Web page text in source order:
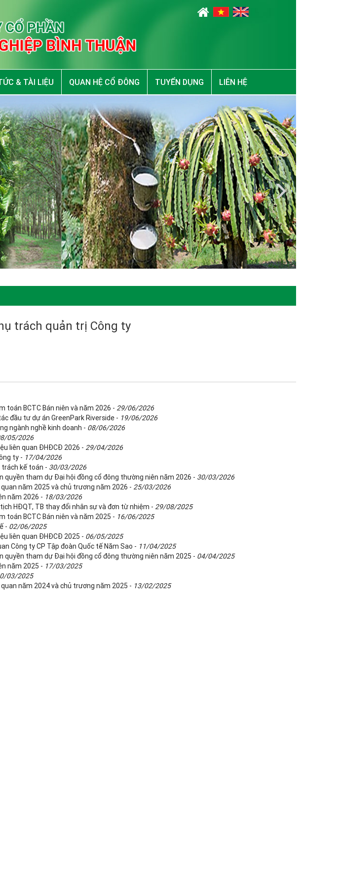
& TÀI LIỆU QUAN HỆ CỔ ĐÔNG TUYỂN DỤNG LIÊN HỆ
trách quản trị Công ty
toán BCTC Bán niên và năm 2026 - 29/06/2026
đầu tư dự án GreenPark Riverside - 19/06/2026
ngành nghề kinh doanh - 08/06/2026
05/2026
liên quan ĐHĐCĐ 2026 - 29/04/2026
ty - 17/04/2026
trách kế toán - 30/03/2026
quyền tham dự Đại hội đồng cổ đông thường niên năm 2026 - 30/03/2026
năm 2025 và chủ trương năm 2026 - 25/03/2026
năm 2026 - 18/03/2026
HĐQT, TB thay đổi nhân sự và đơn từ nhiệm - 29/08/2025
toán BCTC Bán niên và năm 2025 - 16/06/2025
- 02/06/2025
liên quan ĐHĐCĐ 2025 - 06/05/2025
Công ty CP Tập đoàn Quốc tế Năm Sao - 11/04/2025
quyền tham dự Đại hội đồng cổ đông thường niên năm 2025 - 04/04/2025
năm 2025 - 17/03/2025
03/2025
năm 2024 và chủ trương năm 2025 - 13/02/2025